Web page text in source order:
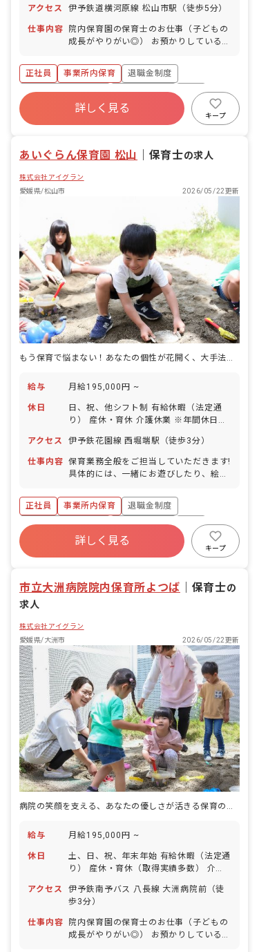
アクセス
伊予鉄道横河原線 松山市駅（徒歩5分）
仕事内容
院内保育園の保育士のお仕事（子どもの
成長がやりがい◎） お預かりしている子
食事・睡眠・排泄・清潔・衣類の着脱等
・集団生活を通じた社会性の装着 ・行事
の計画・実行、お知らせの作成
正社員 事業所内保育
退職金制度
ボーナス・賞与あり
社会保険完備
福利厚生充実
昇給昇進あり
産休育休制度
詳しく見る
キープ
あいぐらん保育園 松山 保育士の求人
株式会社アイグラン
愛媛県/松山市
2026/05/22更新
給与 月給195,000円 ~
休日
日、祝、他シフト制 有給休暇（法定通
り） 産休・育休 介護休業 ※年間休日
アクセス
伊予鉄花園線 西堀端駅（徒歩3分）
仕事内容 保育業務全般をご担当していただきます!
具体的には、一緒にお遊びしたり、絵本
お昼寝、お着替え、お散歩などをお任せ
します!
正社員 事業所内保育
退職金制度
ボーナス・賞与あり
社会保険完備
福利厚生充実
昇給昇進あり
産休育休制度
詳しく見る
キープ
市立大洲病院院内保育所よつば 保育士の
求人
株式会社アイグラン
愛媛県/大洲市
2026/05/22更新
病院の笑顔を支える、あなたの優しさが活きる保育の舞台
給与 月給195,000円 ~
休日
土、日、祝、年末年始 有給休暇（法定通
り） 産休・育休（取得実績多数） 介護
アクセス
伊予鉄南予バス 八長線 大洲病院前（徒
歩3分）
仕事内容
院内保育園の保育士のお仕事（子どもの
成長がやりがい◎） お預かりしている子